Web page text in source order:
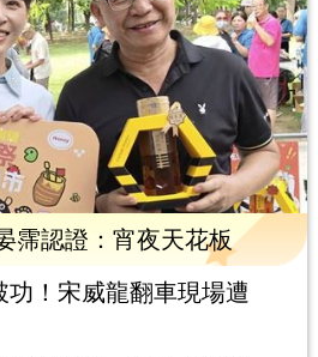
霈認證：宵夜天花板
！宋威龍翻車現場遭